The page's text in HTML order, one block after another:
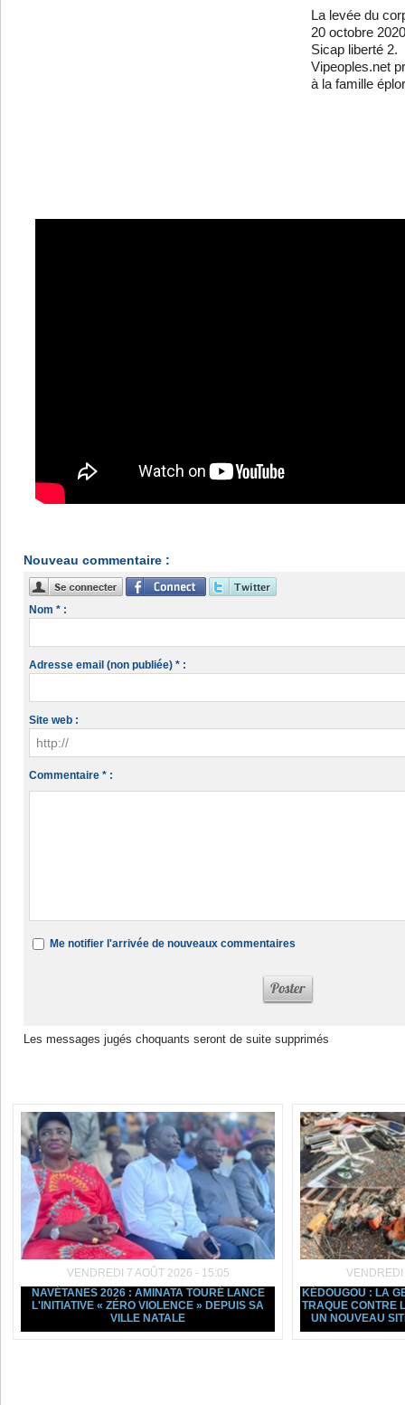
La levée du
20 octobre
Sicap liberté 2.
Vipeoples.net
à la famille
Nouveau commentaire :
Nom * :
Adresse email (non publiée) * :
Site web :
Commentaire * :
Me notifier l'arrivée de nouveaux commentaires
Les messages jugés choquants seront de suite supprimés
VENDREDI 7 AOÛT 2026 - 15:05
NAVÉTANES 2026 : AMINATA TOURÉ LANCE
L'INITIATIVE « ZÉRO VIOLENCE » DEPUIS SA
VILLE NATALE
KÉDOUGOU : LA
TRAQUE CONTRE
UN NOUVEAU